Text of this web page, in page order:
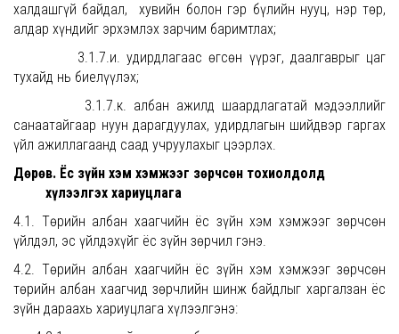
халдашгүй байдал, хувийн болон гэр бүлийн нууц, нэр төр,
алдар хүндийг эрхэмлэх зарчим баримтлах;
3.1.7.и. удирдлагаас өгсөн үүрэг, даалгаврыг цаг
тухайд нь биелүүлэх;
3.1.7.к. албан ажилд шаардлагатай мэдээллийг
санаатайгаар нуун дарагдуулах, удирдлагын шийдвэр гаргах
үйл ажиллагаанд саад учруулахыг цээрлэх.
Дөрөв. Ёс зүйн хэм хэмжээг зөрчсөн тохиолдолд
хүлээлгэх хариуцлага
4.1. Төрийн албан хаагчийн ёс зүйн хэм хэмжээг зөрчсөн
үйлдэл, эс үйлдэхүйг ёс зүйн зөрчил гэнэ.
4.2. Төрийн албан хаагчийн ёс зүйн хэм хэмжээг зөрчсөн
төрийн албан хаагчид зөрчлийн шинж байдлыг харгалзан ёс
зүйн дараахь хариуцлага хүлээлгэнэ: